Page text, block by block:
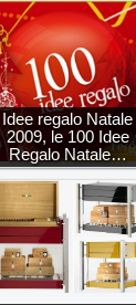
Idee regalo Natale
2009, le 100 Idee
Regalo Natale…